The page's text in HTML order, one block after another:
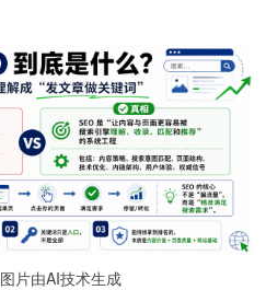
图片由AI技术生成